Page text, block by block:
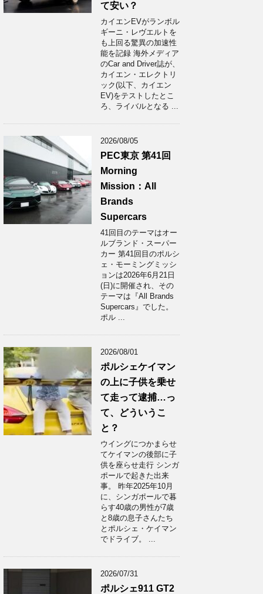
て安い？
カイエンEVがランボル
ギーニ・レヴエルトを
も上回る驚異の加速性
能を記録 海外メディア
のCar and Driver誌が、
カイエン・エレクトリ
ック(以下、カイエン
EV)をテストしたとこ
ろ、ライバルとなる ...
2026/08/05
PEC東京 第41回
Morning
Mission：All
Brands
Supercars
41回目のテーマはオー
ルブランド・スーパー
カー 第41回目のポルシ
ェ・モーミングミッシ
ョンは2026年6月21日
(日)に開催され、その
テーマは『All Brands
Supercars』でした。
ポル ...
2026/08/01
ポルシェケイマン
の上に子供を乗せ
て走って逮捕…っ
て、どういうこ
と？
ウイングにつかまらせ
てケイマンの後部に子
供を座らせ走行 シンガ
ポールで起きた出来
事。 昨年2025年10月
に、シンガポールで暮
らす40歳の男性が7歳
と8歳の息子さんたち
とポルシェ・ケイマン
でドライブ。 ...
2026/07/31
ポルシェ911 GT2